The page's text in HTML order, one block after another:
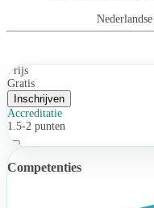
Prijs
Gratis
Inschrijven
Accreditatie
1.5-2 punten
Competenties